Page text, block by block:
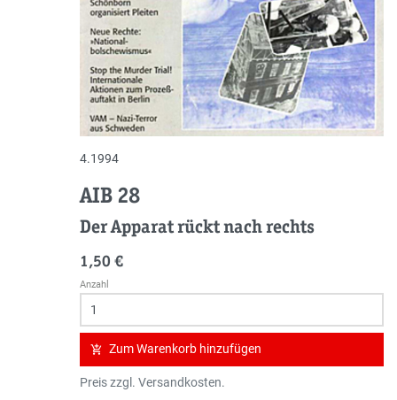
4.1994
AIB 28
Der Apparat rückt nach rechts
1,50 €
Anzahl
add_shopping_cart Zum Warenkorb hinzufügen
Preis zzgl. Versandkosten.